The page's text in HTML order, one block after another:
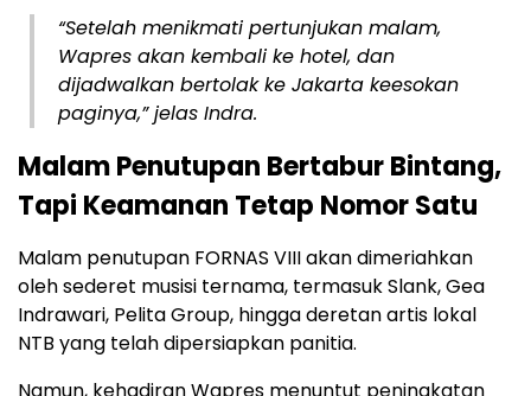
“Setelah menikmati pertunjukan malam,
Wapres akan kembali ke hotel, dan
dijadwalkan bertolak ke Jakarta keesokan
paginya,” jelas Indra.
Malam Penutupan Bertabur Bintang,
Tapi Keamanan Tetap Nomor Satu
Malam penutupan FORNAS VIII akan dimeriahkan
oleh sederet musisi ternama, termasuk Slank, Gea
Indrawari, Pelita Group, hingga deretan artis lokal
NTB yang telah dipersiapkan panitia.